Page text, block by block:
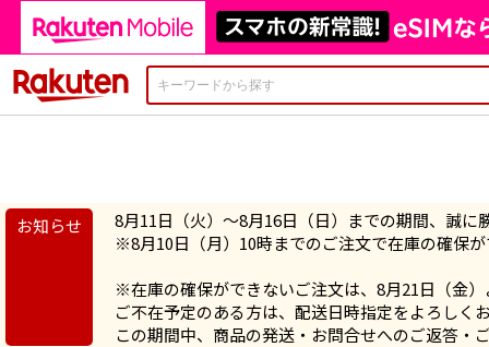
楽天市場
8月11日（火）～8月16日（日）までの期間、誠
※8月10日（月）10時までのご注文で在庫の確保
※在庫の確保ができないご注文は、8月21日（金
ご不在予定のある方は、配送日時指定をよろしく
この期間中、商品の発送・お問合せへのご返答・